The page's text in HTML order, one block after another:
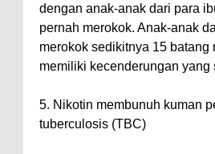
dengan anak-anak dari para
pernah merokok. Anak-anak
merokok sedikitnya 15 batang
memiliki kecenderungan
5. Nikotin membunuh kuman
tuberculosis (TBC)